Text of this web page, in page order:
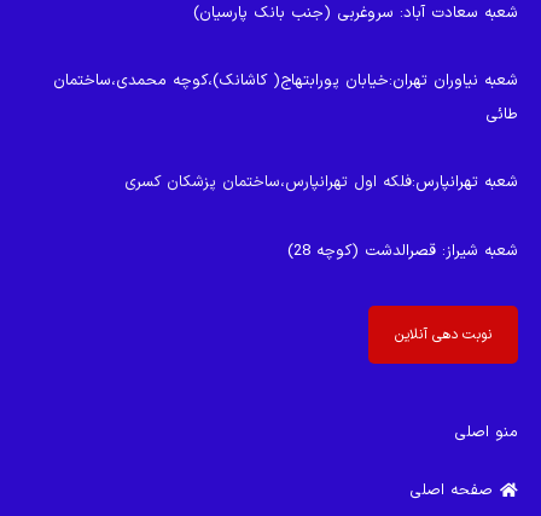
شعبه سعادت آباد: سروغربی (جنب بانک پارسیان)
شعبه نیاوران تهران:خیابان پورابتهاج( کاشانک)،کوچه محمدی،ساختمان
طائی
شعبه تهرانپارس:فلکه اول تهرانپارس،ساختمان پزشکان کسری
شعبه شیراز: قصرالدشت (کوچه 28)
نوبت دهی آنلاین
منو اصلی
صفحه اصلی